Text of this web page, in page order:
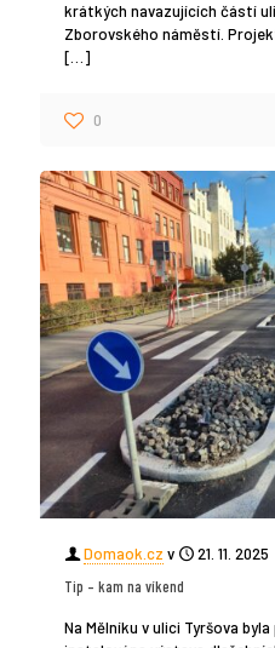
krátkých navazujících částí
Zborovského náměstí.
[…]
0
Domaok.cz v
21. 11. 2025
Tip – kam na víkend
Na Mělníku v ulici Tyršova